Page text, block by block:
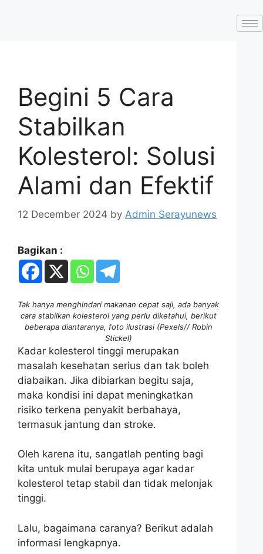
Begini 5 Cara
Stabilkan
Kolesterol: Solusi
Alami dan Efektif
12 December 2024 by Admin Serayunews
Bagikan :
Tak hanya menghindari makanan cepat saji, ada banyak
cara stabilkan kolesterol yang perlu diketahui, berikut
beberapa diantaranya, foto ilustrasi (Pexels// Robin
Stickel)
Kadar kolesterol tinggi merupakan
masalah kesehatan serius dan tak boleh
diabaikan. Jika dibiarkan begitu saja,
maka kondisi ini dapat meningkatkan
risiko terkena penyakit berbahaya,
termasuk jantung dan stroke.
Oleh karena itu, sangatlah penting bagi
kita untuk mulai berupaya agar kadar
kolesterol tetap stabil dan tidak melonjak
tinggi.
Lalu, bagaimana caranya? Berikut adalah
informasi lengkapnya.